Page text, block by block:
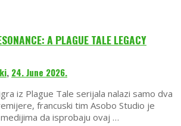
A PLAGUE TALE LEGACY
, 24. June 2026.
iz Plague Tale serijala nalazi samo dva
francuski tim Asobo Studio je
da isprobaju ovaj …